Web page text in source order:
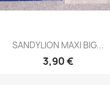
SANDYLION MAXI BIG...
3,90 €